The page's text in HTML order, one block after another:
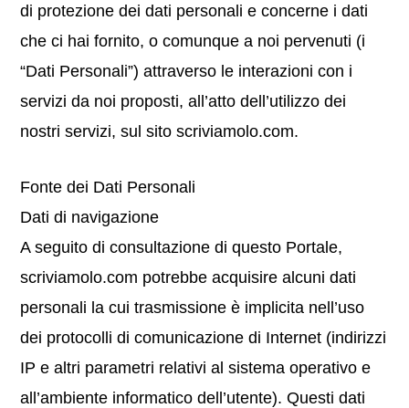
di protezione dei dati personali e concerne i dati
che ci hai fornito, o comunque a noi pervenuti (i
“Dati Personali”) attraverso le interazioni con i
servizi da noi proposti, all’atto dell’utilizzo dei
nostri servizi, sul sito scriviamolo.com.
Fonte dei Dati Personali
Dati di navigazione
A seguito di consultazione di questo Portale,
scriviamolo.com potrebbe acquisire alcuni dati
personali la cui trasmissione è implicita nell’uso
dei protocolli di comunicazione di Internet (indirizzi
IP e altri parametri relativi al sistema operativo e
all’ambiente informatico dell’utente). Questi dati